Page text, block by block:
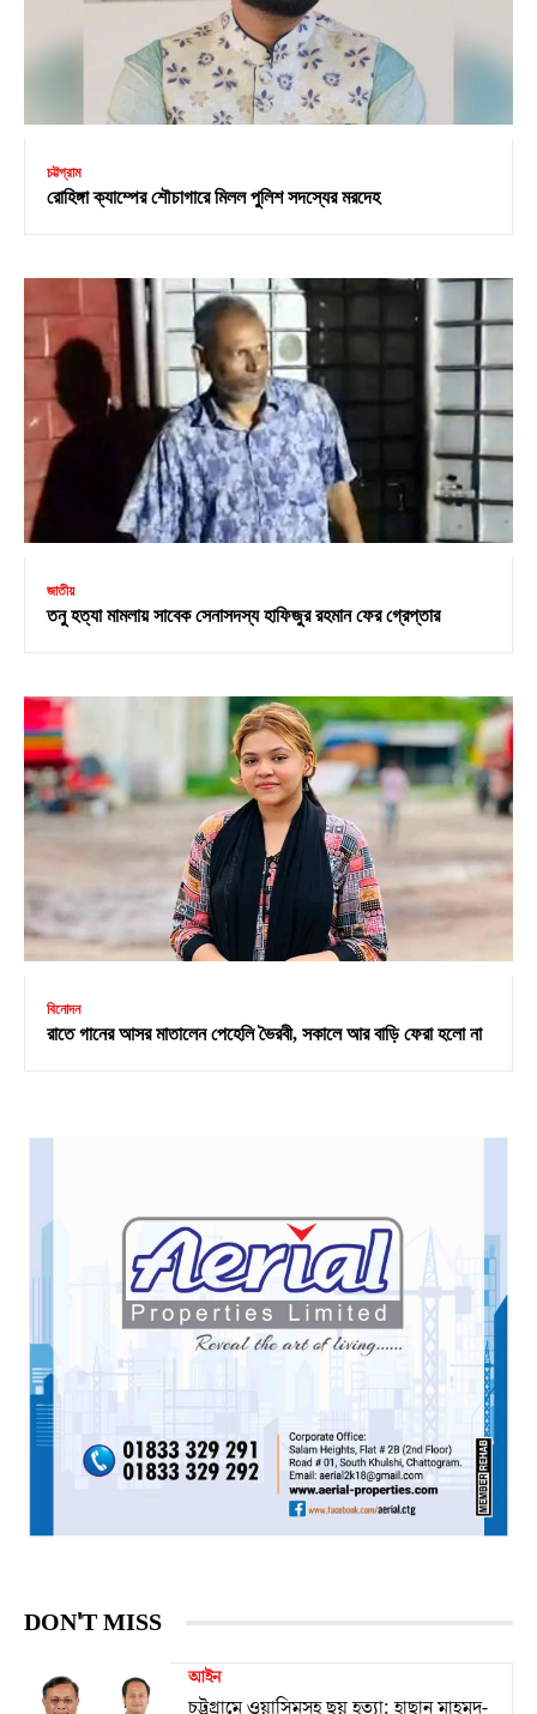
চট্টগ্রাম
রোহিঙ্গা ক্যাম্পের শৌচাগারে মিলল পুলিশ সদস্যের মরদেহ
জাতীয়
তনু হত্যা মামলায় সাবেক সেনাসদস্য হাফিজুর রহমান ফের গ্রেপ্তার
বিনোদন
রাতে গানের আসর মাতালেন পেহেলি ভৈরবী, সকালে আর বাড়ি ফেরা হলো না
DON'T MISS
আইন
চট্টগ্রামে ওয়াসিমসহ ছয় হত্যা: হাছান মাহমুদ-